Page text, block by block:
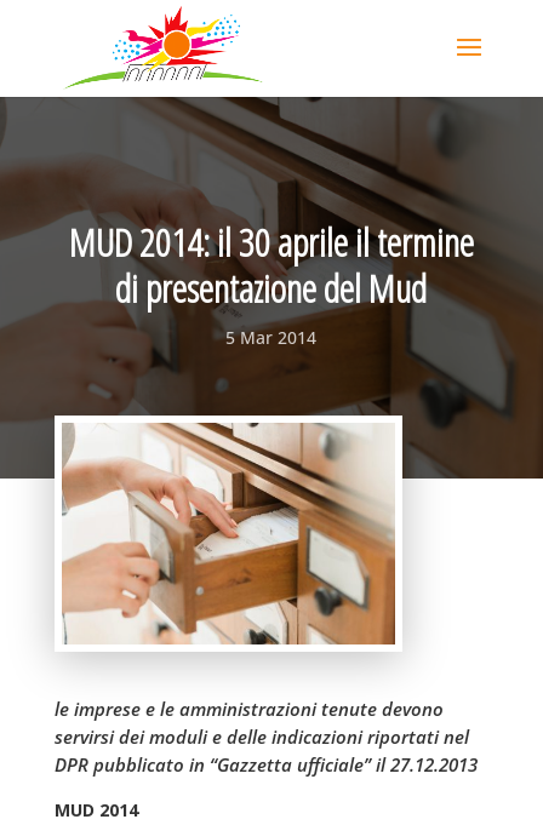
MUD 2014: il 30 aprile il termine
di presentazione del Mud
5 Mar 2014
le imprese e le amministrazioni tenute devono
servirsi dei moduli e delle indicazioni riportati nel
DPR pubblicato in “Gazzetta ufficiale” il 27.12.2013
MUD 2014